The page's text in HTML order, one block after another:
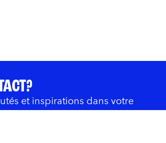
et inspirations dans votre